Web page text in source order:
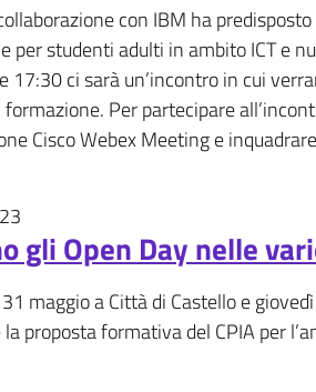
con IBM ha
per studenti adulti in ambito ICT e
17:30 ci sarà un’incontro in cui
formazione. Per partecipare
Cisco Webex Meeting e
gli Open Day nelle
maggio a Città di Castello e
la proposta formativa del CPIA per